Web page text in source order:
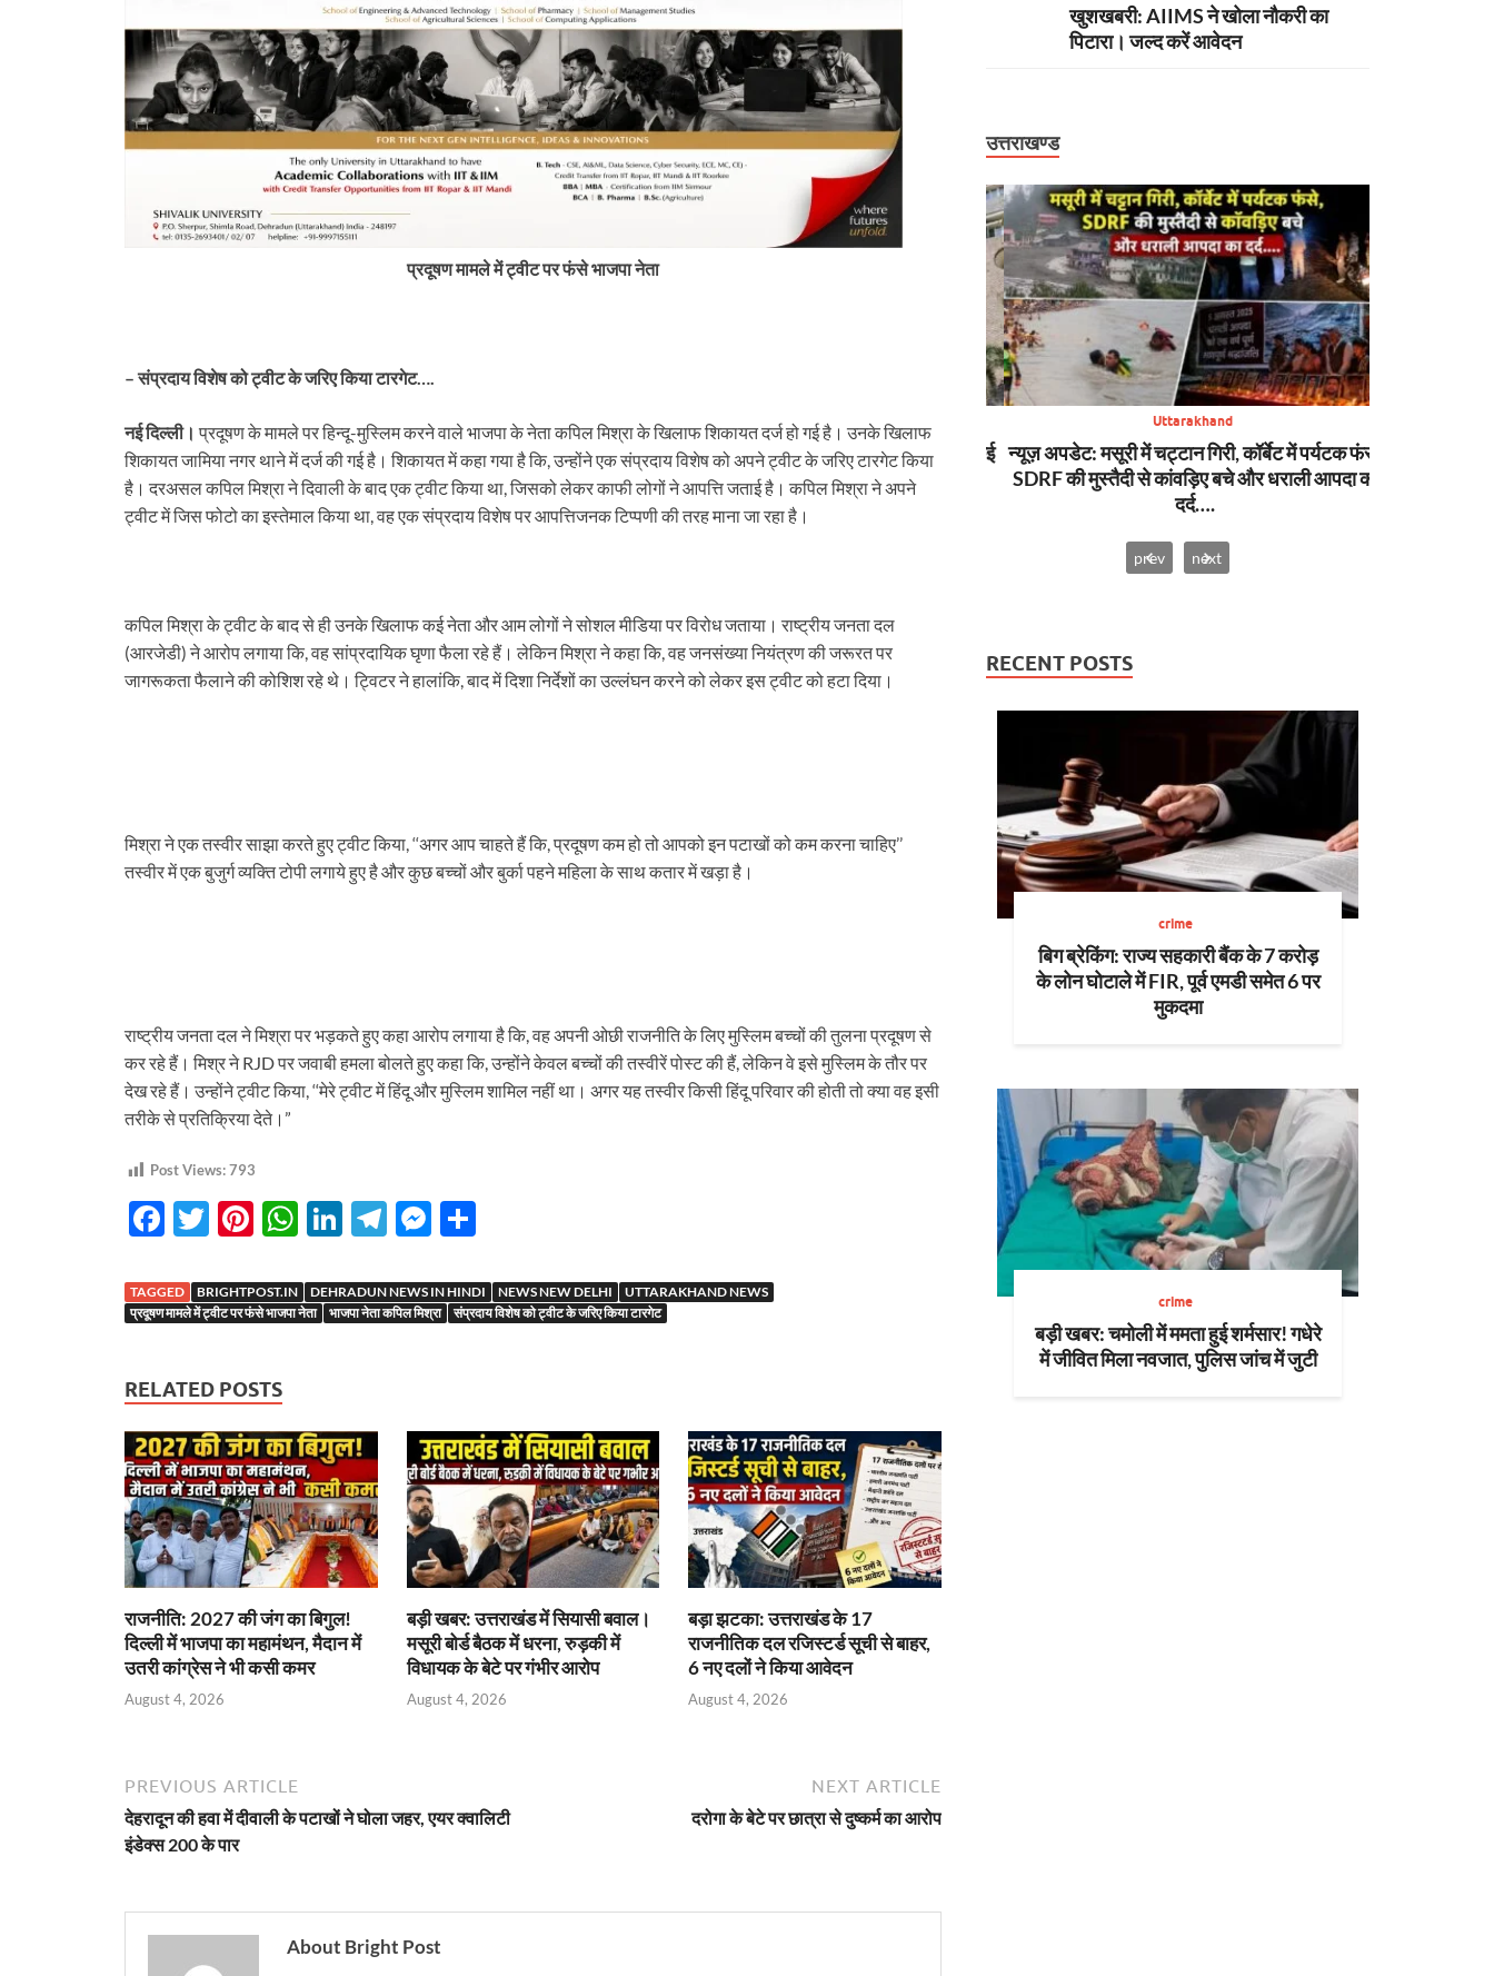
प्रदूषण मामले में ट्वीट पर फंसे भाजपा नेता
– संप्रदाय विशेष को ट्वीट के जरिए किया टारगेट….
नई दिल्ली। प्रदूषण के मामले पर हिन्दू-मुस्लिम करने वाले भाजपा के नेता कपिल मिश्रा के खिलाफ शिकायत दर्ज हो गई है। उनके खिलाफ
शिकायत जामिया नगर थाने में दर्ज की गई है। शिकायत में कहा गया है कि, उन्होंने एक संप्रदाय विशेष को अपने ट्वीट के जरिए टारगेट किया
है। दरअसल कपिल मिश्रा ने दिवाली के बाद एक ट्वीट किया था, जिसको लेकर काफी लोगों ने आपत्ति जताई है। कपिल मिश्रा ने अपने
ट्वीट में जिस फोटो का इस्तेमाल किया था, वह एक संप्रदाय विशेष पर आपत्तिजनक टिप्पणी की तरह माना जा रहा है।
कपिल मिश्रा के ट्वीट के बाद से ही उनके खिलाफ कई नेता और आम लोगों ने सोशल मीडिया पर विरोध जताया। राष्ट्रीय जनता दल
(आरजेडी) ने आरोप लगाया कि, वह सांप्रदायिक घृणा फैला रहे हैं। लेकिन मिश्रा ने कहा कि, वह जनसंख्या नियंत्रण की जरूरत पर
जागरूकता फैलाने की कोशिश रहे थे। ट्विटर ने हालांकि, बाद में दिशा निर्देशों का उल्लंघन करने को लेकर इस ट्वीट को हटा दिया।
मिश्रा ने एक तस्वीर साझा करते हुए ट्वीट किया, ‘‘अगर आप चाहते हैं कि, प्रदूषण कम हो तो आपको इन पटाखों को कम करना चाहिए’’
तस्वीर में एक बुजुर्ग व्यक्ति टोपी लगाये हुए है और कुछ बच्चों और बुर्का पहने महिला के साथ कतार में खड़ा है।
राष्ट्रीय जनता दल ने मिश्रा पर भड़कते हुए कहा आरोप लगाया है कि, वह अपनी ओछी राजनीति के लिए मुस्लिम बच्चों की तुलना प्रदूषण से
कर रहे हैं। मिश्र ने RJD पर जवाबी हमला बोलते हुए कहा कि, उन्होंने केवल बच्चों की तस्वीरें पोस्ट की हैं, लेकिन वे इसे मुस्लिम के तौर पर
देख रहे हैं। उन्होंने ट्वीट किया, ‘‘मेरे ट्वीट में हिंदू और मुस्लिम शामिल नहीं था। अगर यह तस्वीर किसी हिंदू परिवार की होती तो क्या वह इसी
तरीके से प्रतिक्रिया देते।”
Post Views:793
F
e
b
o
k
T
itt
er
Pi
er
es
W
at
s
p
Li
k
e
T
e
gr
M
se
n
ar
e
TAGGED BRIGHTPOST.IN DEHRADUN NEWS IN HINDI NEWS NEW DELHI
UTTARAKHAND NEWS
प्रदूषण मामले में ट्वीट पर फंसे भाजपा नेता
भाजपा नेता कपिल मिश्रा संप्रदाय विशेष को ट्वीट के जरिए किया टारगेट
RELATED POSTS
राजनीति: 2027 की जंग का बिगुल!
दिल्ली में भाजपा का महामंथन, मैदान में
उतरी कांग्रेस ने भी कसी कमर
August 4, 2026
बड़ी खबर: उत्तराखंड में सियासी बवाल।
मसूरी बोर्ड बैठक में धरना, रुड़की में
विधायक के बेटे पर गंभीर आरोप
August 4, 2026
बड़ा झटका: उत्तराखंड के 17
राजनीतिक दल रजिस्टर्ड सूची से बाहर,
6 नए दलों ने किया आवेदन
August 4, 2026
PREVIOUS ARTICLE
देहरादून की हवा में दीवाली के पटाखों ने घोला जहर, एयर क्वालिटी
इंडेक्स 200 के पार
NEXT ARTICLE
दरोगा के बेटे पर छात्रा से दुष्कर्म का आरोप
About Bright Post
खुशखबरी: AIIMS ने खोला नौकरी का
पिटारा। जल्द करें आवेदन
उत्तराखण्ड
गिरी, कॉर्बेट में पर्यटक फंसे,
बचे और धराली आपदा का
Uttarakhand
बिग ब्रेकिंग: उत्तराखंड में बारिश का कहर। देहरादून-
बागेश्वर में ऑरेंज अलर्ट, स्कूल बंद। 99 सड़कें बाधित
Uttarakhand
बिग ब्रेकिंग: वन विभाग में बड़ा प्रशासनिक फेरबदल, कई
IFS अधिकारियों के तबादले और नई तैनाती
Uttarakhand
न्यूज़ अपडेट: मसूरी में चट्टान गिरी, कॉर्बेट में पर्यटक फंसे,
SDRF की मुस्तैदी से कांवड़िए बचे और धराली आपदा का
दर्द….
prev next
RECENT POSTS
crime
बिग ब्रेकिंग: राज्य सहकारी बैंक के 7 करोड़
के लोन घोटाले में FIR, पूर्व एमडी समेत 6 पर
मुकदमा
crime
बड़ी खबर: चमोली में ममता हुई शर्मसार! गधेरे
में जीवित मिला नवजात, पुलिस जांच में जुटी